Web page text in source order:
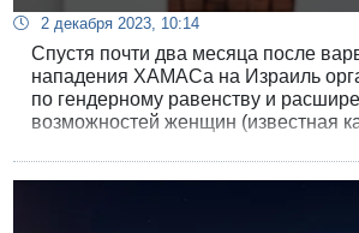
2 декабря 2023, 10:14
Спустя почти два месяца после
нападения ХАМАСа на Израиль
по гендерному равенству и
возможностей женщин (известная
совершенные террористами